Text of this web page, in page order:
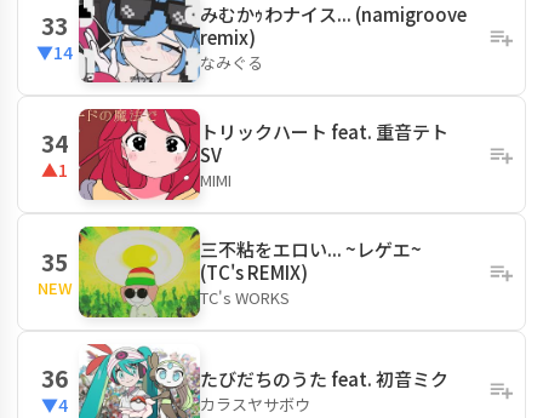
33
▼14
みむかｩわナイス... (namigroove
remix)
なみぐる
34
▲1
トリックハート feat. 重音テト
SV
MIMI
35
NEW
三不粘をエロい... ~レゲエ~
(TC's REMIX)
TC's WORKS
36
▼4
たびだちのうた feat. 初音ミク
カラスヤサボウ